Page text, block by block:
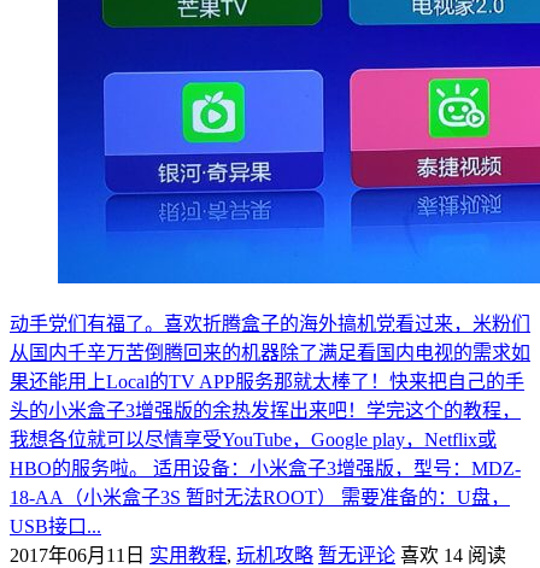
动手党们有福了。喜欢折腾盒子的海外搞机党看过来，米粉们
从国内千辛万苦倒腾回来的机器除了满足看国内电视的需求如
果还能用上Local的TV APP服务那就太棒了！快来把自己的手
头的小米盒子3增强版的余热发挥出来吧！学完这个的教程，
我想各位就可以尽情享受YouTube，Google play，Netflix或
HBO的服务啦。 适用设备：小米盒子3增强版，型号：MDZ-
18-AA（小米盒子3S 暂时无法ROOT） 需要准备的：U盘，
USB接口...
2017年06月11日 实用教程, 玩机攻略 暂无评论 喜欢 14 阅读